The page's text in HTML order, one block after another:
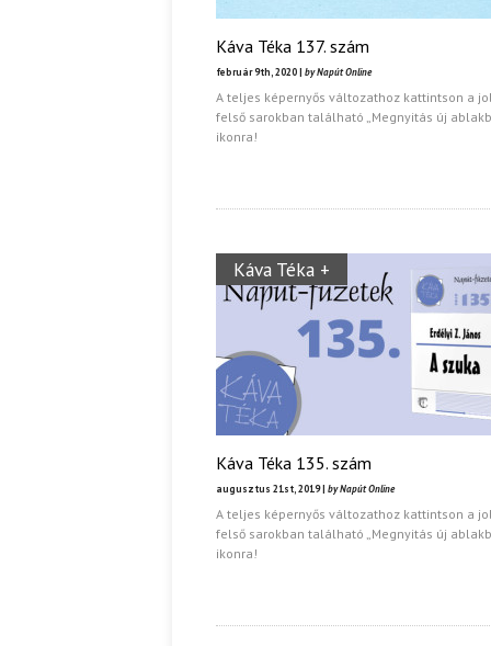
Káva Téka 137. szám
február 9th, 2020 | by Napút Online
A teljes képernyős változathoz kattintson a
felső sarokban található „Megnyitás új
ikonra!
Káva Téka +
Káva Téka 135. szám
augusztus 21st, 2019 | by Napút Online
A teljes képernyős változathoz kattintson a
felső sarokban található „Megnyitás új
ikonra!